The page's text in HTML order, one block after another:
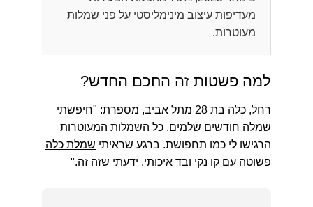
מעדיפות עיצוב מינימליסטי על פני שמלות
מעוטרות.
למה פשטות זה החכם החדש?
רחל, כלה בת 28 מתל אביב, מספרת: "חיפשתי
שמלה חודשים שלמים. כל השמלות המעוטרות
הרגישו לי כמו תחפושת. ברגע שראיתי שמלת כלה
פשוטה עם קו נקי ובד איכותי, ידעתי שזה זה."